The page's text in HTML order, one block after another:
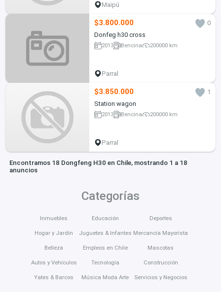
Maipú
$3.800.000
0
Donfeg h30 cross
2013 Bencina 200000 km
Parral
$3.850.000
1
Station wagon
2013 Bencina 200000 km
Parral
Encontramos 18 Dongfeng H30 en Chile, mostrando 1 a 18
anuncios
Categorías
Inmuebles
Hogar y Jardín
Belleza
Autos y Vehículos
Yates & Barcos
Educación
Juguetes & Infantes
Empleos en Chile
Tecnología
Música Moda Arte
Deportes
Mercancía Mayorista
Mascotas
Construcción
Servicios y Negocios